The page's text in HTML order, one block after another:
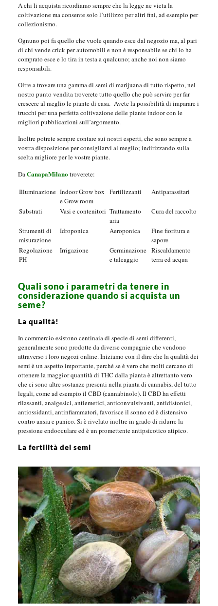
A chi li acquista ricordiamo sempre che la legge ne vieta la
coltivazione ma consente solo l’utilizzo per altri fini, ad esempio per
collezionismo.
Ognuno poi fa quello che vuole quando esce dal negozio ma, al pari
di chi vende crick per automobili e non è responsabile se chi lo ha
comprato esce e lo tira in testa a qualcuno; anche noi non siamo
responsabili.
Oltre a trovare una gamma di semi di marijuana di tutto rispetto, nel
nostro punto vendita troverete tutto quello che può servire per far
crescere al meglio le piante di casa. Avete la possibilità di imparare i
trucchi per una perfetta coltivazione delle piante indoor con le
migliori pubblicazioni sull’argomento.
Inoltre potrete sempre contare sui nostri esperti, che sono sempre a
vostra disposizione per consigliarvi al meglio; indirizzando sulla
scelta migliore per le vostre piante.
DaCanapaMilanotroverete:
Illuminazione Indoor Grow box
e Grow room
Fertilizzanti Antiparassitari
Substrati Vasi e contenitori Trattamento
aria
Cura del raccolto
Strumenti di
misurazione
Idroponica Aeroponica
Fine fioritura e
sapore
Regolazione
PH
Irrigazione
Germinazione
e taleaggio
Riscaldamento
terra ed acqua
Quali sono i parametri da tenere in
considerazione quando si acquista un
seme?
La qualità!
In commercio esistono centinaia di specie di semi differenti,
generalmente sono prodotte da diverse compagnie che vendono
attraverso i loro negozi online. Iniziamo con il dire che la qualità dei
semi è un aspetto importante, perché se è vero che molti cercano di
ottenere la maggior quantità di THC dalla pianta è altrettanto vero
che ci sono altre sostanze presenti nella pianta di cannabis, del tutto
legali, come ad esempio il CBD (cannabinolo). Il CBD ha effetti
rilassanti, analgesici, antiemetici, anticonvulsivanti, antidistonici,
antiossidanti, antinfiammatori, favorisce il sonno ed è distensivo
contro ansia e panico. Si è rivelato inoltre in grado di ridurre la
pressione endooculare ed è un promettente antipsicotico atipico.
La fertilità dei semi